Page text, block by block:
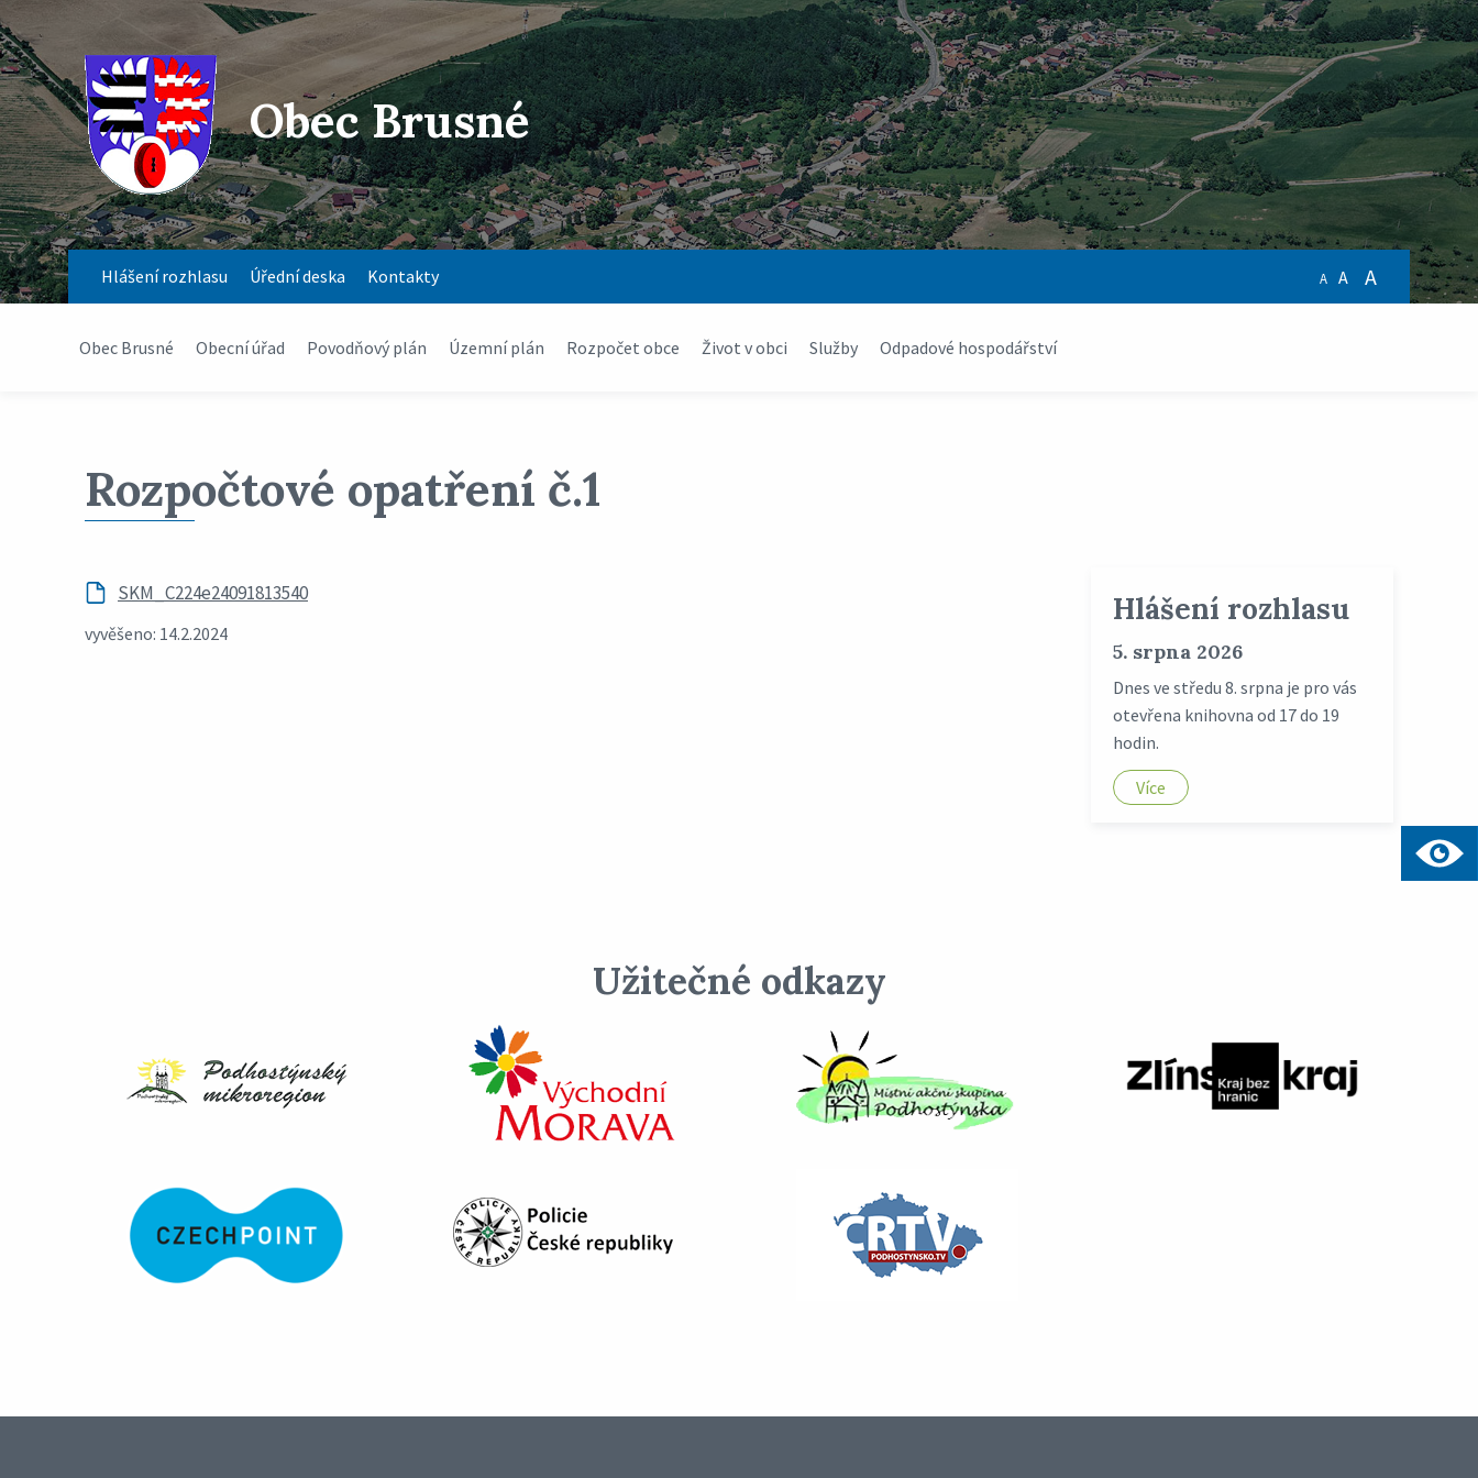
Obec Brusné
Hlášení rozhlasu Úřední deska Kontakty A A A
Obec Brusné Obecní úřad Povodňový plán Územní plán Rozpočet obce Život v obci Služby Odpadové hospodářství
Rozpočtové opatření č.1
SKM_C224e24091813540
vyvěšeno: 14.2.2024
Hlášení rozhlasu
5. srpna 2026
Dnes ve středu 8. srpna je pro vás
otevřena knihovna od 17 do 19
hodin.
Více
Užitečné odkazy